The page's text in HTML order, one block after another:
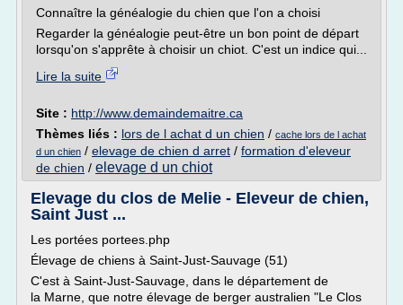
Connaître la généalogie du chien que l'on a choisi
Regarder la généalogie peut-être un bon point de départ
lorsqu'on s'apprête à choisir un chiot. C'est un indice qui...
Lire la suite
Site : http://www.demaindemaitre.ca
Thèmes liés : lors de l achat d un chien / cache lors de l achat
d un chien / elevage de chien d arret / formation d'eleveur
de chien / elevage d un chiot
Elevage du clos de Melie - Eleveur de chien,
Saint Just ...
Les portées portees.php
Élevage de chiens à Saint-Just-Sauvage (51)
C'est à Saint-Just-Sauvage, dans le département de
la Marne, que notre élevage de berger australien "Le Clos